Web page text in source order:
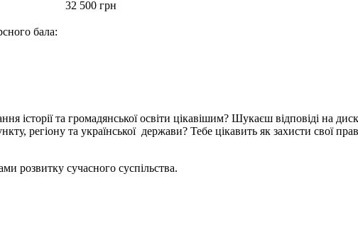
32 500 грн
бала:
історії та громадянської освіти цікавішим? Шукаєш відповіді на
регіону та української держави? Тебе цікавить як захисти свої
розвитку сучасного суспільства.